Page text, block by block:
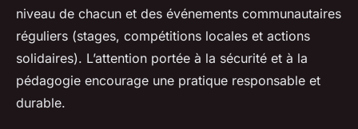
niveau de chacun et des événements communautaires
réguliers (stages, compétitions locales et actions
solidaires). L’attention portée à la sécurité et à la
pédagogie encourage une pratique responsable et
durable.